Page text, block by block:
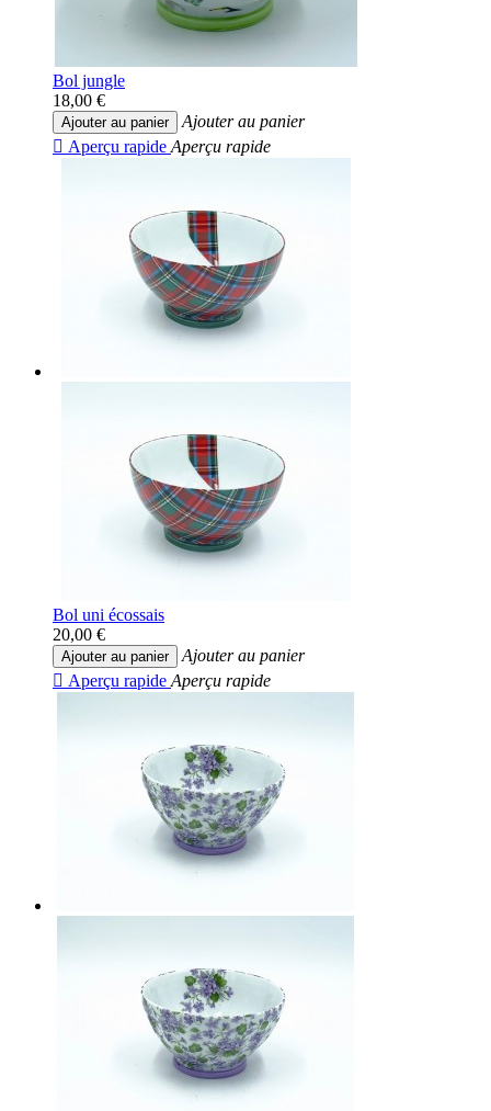
Bol jungle
18,00 €
Ajouter au panier
Ajouter au panier
 Aperçu rapide Aperçu rapide
Bol uni écossais
20,00 €
Ajouter au panier
Ajouter au panier
 Aperçu rapide Aperçu rapide